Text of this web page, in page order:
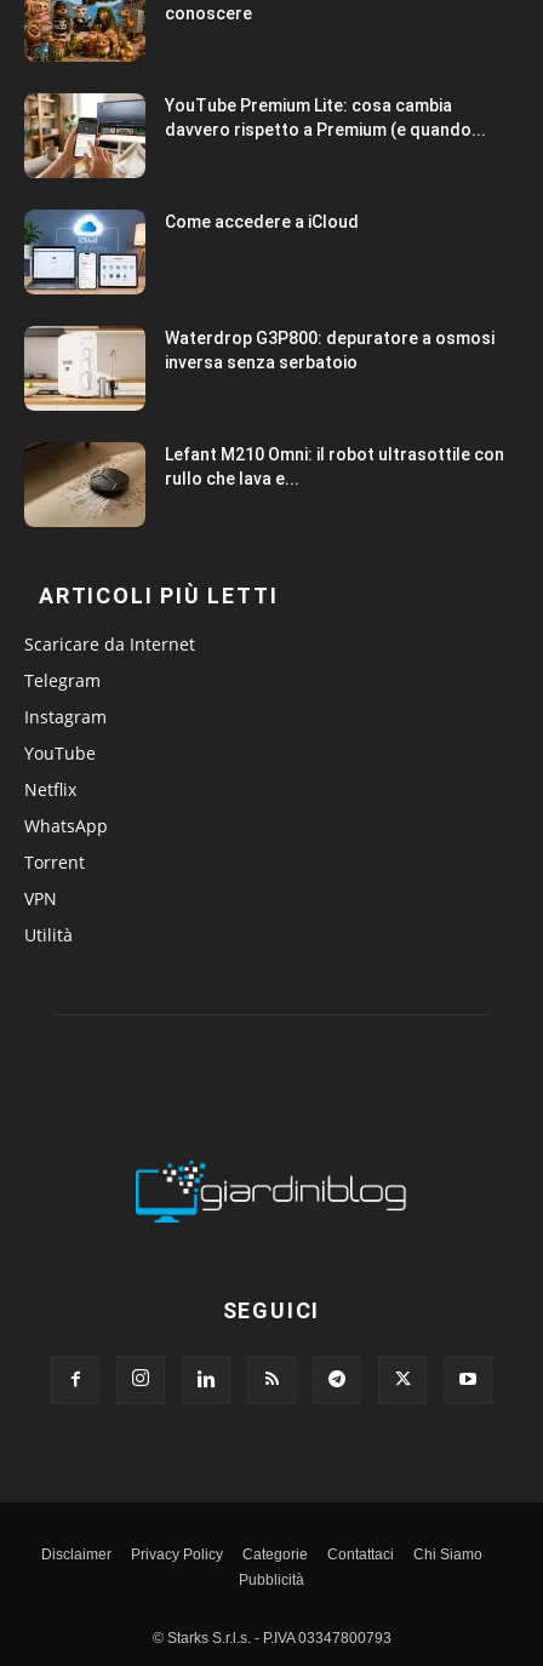
conoscere
YouTube Premium Lite: cosa cambia
davvero rispetto a Premium (e quando...
Come accedere a iCloud
Waterdrop G3P800: depuratore a osmosi
inversa senza serbatoio
Lefant M210 Omni: il robot ultrasottile con
rullo che lava e...
ARTICOLI PIÙ LETTI
Scaricare da Internet
Telegram
Instagram
YouTube
Netflix
WhatsApp
Torrent
VPN
Utilità
SEGUICI
Disclaimer Privacy Policy Categorie Contattaci
Chi Siamo
Pubblicità
© Starks S.r.l.s. - P.IVA 03347800793